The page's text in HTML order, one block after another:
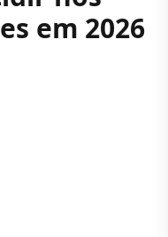
em 2026